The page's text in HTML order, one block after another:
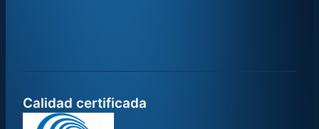
Calidad certificada